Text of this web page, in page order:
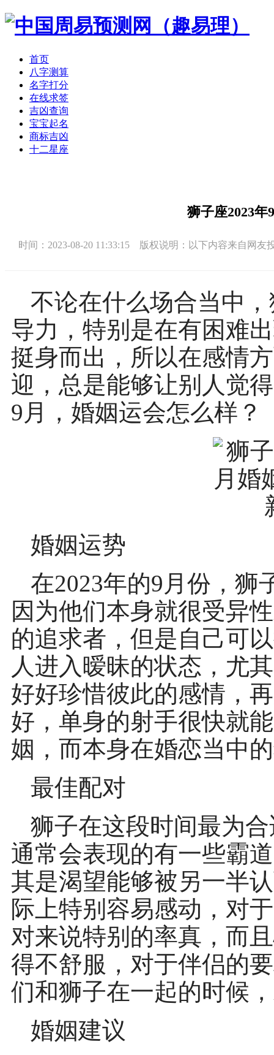
首页
八字测算
名字打分
在线求签
吉凶查询
宝宝起名
商标吉凶
十二星座
狮子座2023年
时间：2023-08-20 11:33:15 版权说明：以下内容来自网友
不论在什么场合当中
导力，特别是在有困难
挺身而出，所以在感情
迎，总是能够让别人觉
9月，婚姻运会怎么样？
婚姻运势
在2023年的9月份，狮
因为他们本身就很受异
的追求者，但是自己可
人进入暧昧的状态，尤
好好珍惜彼此的感情，
好，单身的射手很快就
姻，而本身在婚恋当中
最佳配对
狮子在这段时间最为
通常会表现的有一些霸
其是渴望能够被另一半
际上特别容易感动，对
对来说特别的率真，而
得不舒服，对于伴侣的
们和狮子在一起的时候
婚姻建议